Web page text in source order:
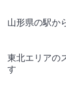
山形県の駅か
東北エリアの
す